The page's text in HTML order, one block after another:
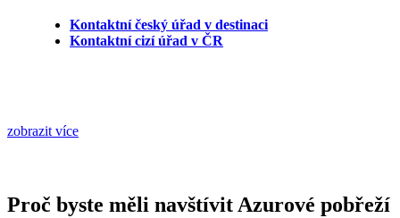
Kontaktní český úřad v destinaci
Kontaktní cizí úřad v ČR
zobrazit více
Proč byste měli navštívit Azurové pobřeží